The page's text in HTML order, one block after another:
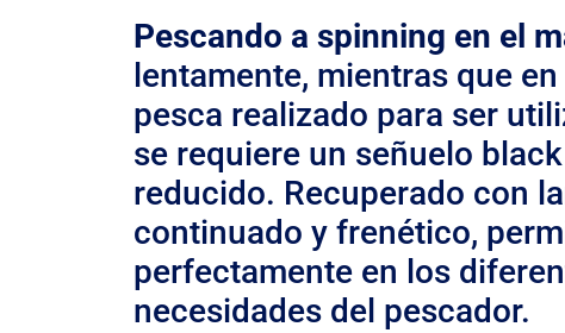
Pescando a spinning en el
lentamente, mientras que
pesca realizado para ser
se requiere un señuelo
reducido. Recuperado con
continuado y frenético,
perfectamente en los
necesidades del pescador.